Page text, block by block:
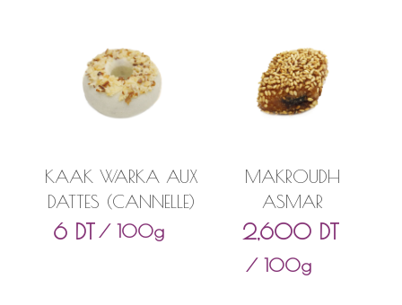
KAAK WARKA AUX
DATTES (CANNELLE)
6 DT / 100g
MAKROUDH
ASMAR
2,600 DT
/ 100g